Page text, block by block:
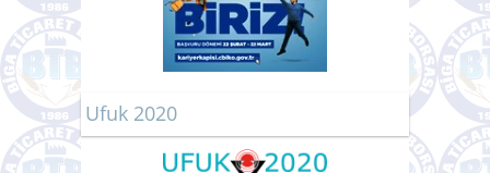
Ufuk 2020